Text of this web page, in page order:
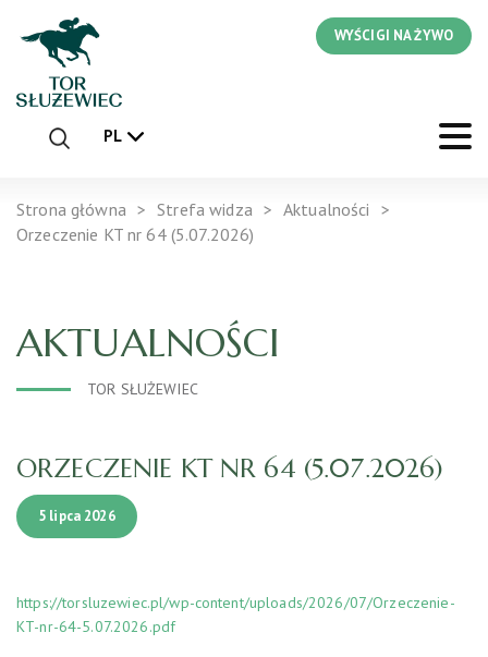
WYŚCIGI NA ŻYWO
PL
Strona główna Strefa widza
Aktualności
Orzeczenie KT nr 64 (5.07.2026)
AKTUALNOŚCI
TOR SŁUŻEWIEC
ORZECZENIE KT NR 64 (5.07.2026)
5 lipca 2026
https://torsluzewiec.pl/wp-content/uploads/2026/07/Orzeczenie-
KT-nr-64-5.07.2026.pdf